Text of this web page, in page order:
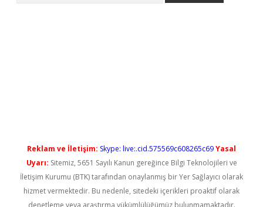
Reklam ve İletişim: Skype: live:.cid.575569c608265c69Yasal
Uyarı: Sitemiz, 5651 Sayılı Kanun gereğince Bilgi Teknolojileri ve
İletişim Kurumu (BTK) tarafından onaylanmış bir Yer Sağlayıcı olarak
hizmet vermektedir. Bu nedenle, sitedeki içerikleri proaktif olarak
denetleme veya araştırma yükümlülüğümüz bulunmamaktadır.